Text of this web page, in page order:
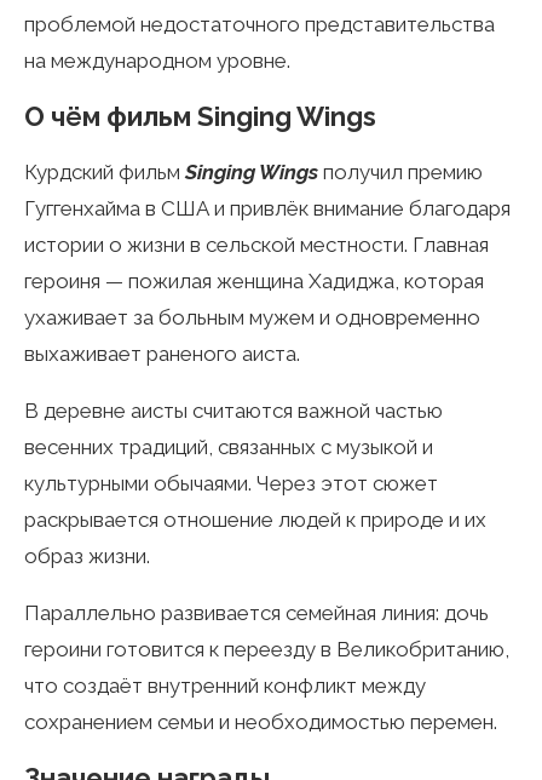
проблемой недостаточного представительства
на международном уровне.
О чём фильм Singing Wings
Курдский фильмSinging Wings получил премию
Гуггенхайма в США и привлёк внимание благодаря
истории о жизни в сельской местности. Главная
героиня — пожилая женщина Хадиджа, которая
ухаживает за больным мужем и одновременно
выхаживает раненого аиста.
В деревне аисты считаются важной частью
весенних традиций, связанных с музыкой и
культурными обычаями. Через этот сюжет
раскрывается отношение людей к природе и их
образ жизни.
Параллельно развивается семейная линия: дочь
героини готовится к переезду в Великобританию,
что создаёт внутренний конфликт между
сохранением семьи и необходимостью перемен.